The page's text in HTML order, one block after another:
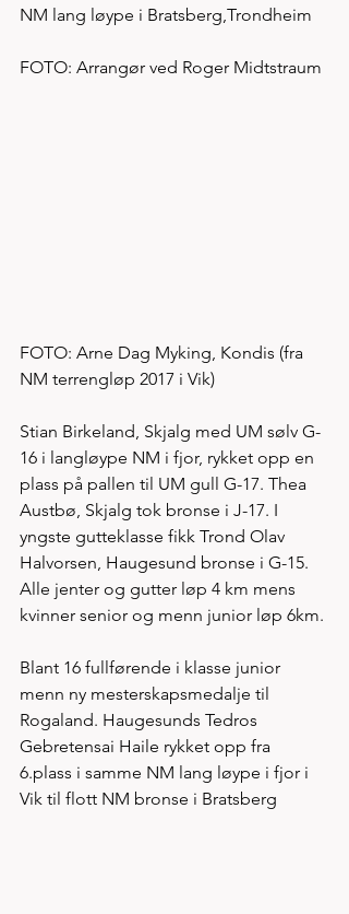
NM lang løype i Bratsberg,Trondheim
FOTO: Arrangør ved Roger Midtstraum
FOTO: Arne Dag Myking, Kondis (fra
NM terrengløp 2017 i Vik)
Stian Birkeland, Skjalg med UM sølv G-
16 i langløype NM i fjor, rykket opp en
plass på pallen til UM gull G-17. Thea
Austbø, Skjalg tok bronse i J-17. I
yngste gutteklasse fikk Trond Olav
Halvorsen, Haugesund bronse i G-15.
Alle jenter og gutter løp 4 km mens
kvinner senior og menn junior løp 6km.
Blant 16 fullførende i klasse junior
menn ny mesterskapsmedalje til
Rogaland. Haugesunds Tedros
Gebretensai Haile rykket opp fra
6.plass i samme NM lang løype i fjor i
Vik til flott NM bronse i Bratsberg